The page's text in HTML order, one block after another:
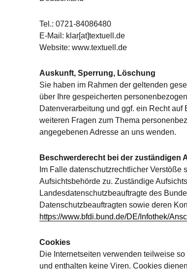
Tel.: 0721-84086480
E-Mail: klar[at]textuell.de
Website: www.textuell.de
Auskunft, Sperrung, Löschung
Sie haben im Rahmen der geltenden
über Ihre gespeicherten
Datenverarbeitung und ggf. ein Recht
weiteren Fragen zum Thema
angegebenen Adresse an uns wenden.
Beschwerderecht bei der zuständigen
Im Falle datenschutzrechtlicher
Aufsichtsbehörde zu. Zuständige
Landesdatenschutzbeauftragte des
Datenschutzbeauftragten sowie deren
https://www.bfdi.bund.de/DE/Infothek/
Cookies
Die Internetseiten verwenden teilweise
und enthalten keine Viren. Cookies